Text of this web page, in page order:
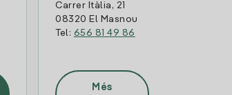
Carrer Itàlia, 21
08320 El Masnou
Tel: 656 81 49 86
Més